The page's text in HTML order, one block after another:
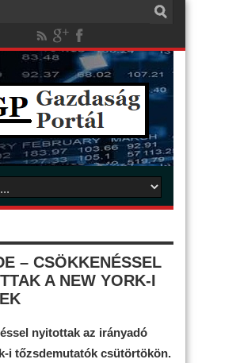
– CSÖKKENÉSSEL
A NEW YORK-I
nyitottak az irányadó
i tőzsdemutatók csütörtökön.